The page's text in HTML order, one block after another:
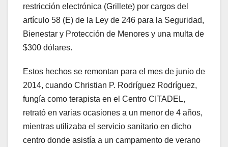
restricción electrónica (Grillete) por cargos del
artículo 58 (E) de la Ley de 246 para la Seguridad,
Bienestar y Protección de Menores y una multa de
$300 dólares.
Estos hechos se remontan para el mes de junio de
2014, cuando Christian P. Rodríguez Rodríguez,
fungía como terapista en el Centro CITADEL,
retrató en varias ocasiones a un menor de 4 años,
mientras utilizaba el servicio sanitario en dicho
centro donde asistía a un campamento de verano